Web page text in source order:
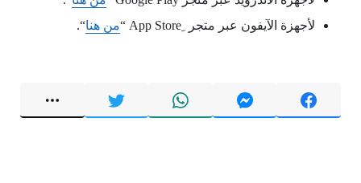
لأجهزة الآيفون عبر متجر ِApp Store “
من هنا“.